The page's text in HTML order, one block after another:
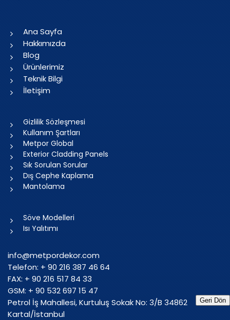
Ana Sayfa
Hakkımızda
Blog
Ürünlerimiz
Teknik Bilgi
İletişim
Gizlilik Sözleşmesi
Kullanım Şartları
Metpor Global
Exterior Cladding Panels
Sık Sorulan Sorular
Dış Cephe Kaplama
Mantolama
Söve Modelleri
Isı Yalıtımı
info@metpordekor.com
Telefon: + 90 216 387 46 64
FAX: + 90 216 517 84 33
GSM: + 90 532 697 15 47
Petrol İş Mahallesi, Kurtuluş Sokak No: 3/B 34862
Kartal/İstanbul
Geri Dön